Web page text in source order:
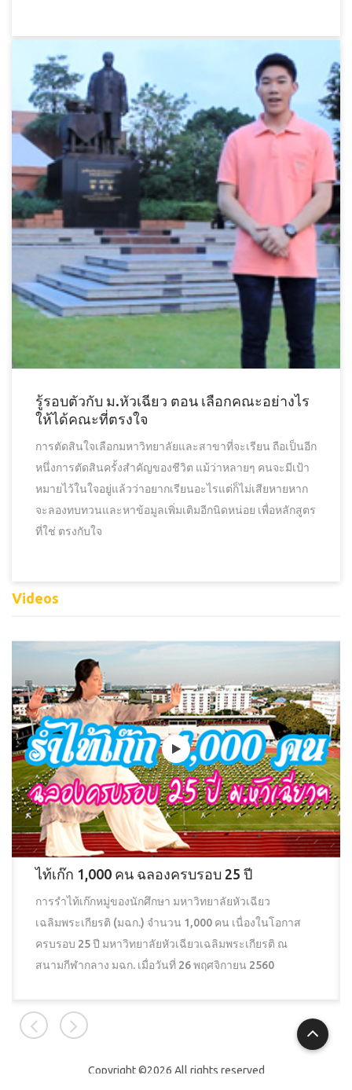
รู้รอบตัวกับ ม.หัวเฉียว ตอน เลือกคณะอย่างไร
ให้ได้คณะที่ตรงใจ
การตัดสินใจเลือกมหาวิทยาลัยและสาขาที่จะเรียน ถือเป็นอีก
หนึ่งการตัดสินครั้งสำคัญของชีวิต แม้ว่าหลายๆ คนจะมีเป้า
หมายไว้ในใจอยู่แล้วว่าอยากเรียนอะไรแต่ก็ไม่เสียหายหาก
จะลองทบทวนและหาข้อมูลเพิ่มเติมอีกนิดหน่อย เพื่อหลักสูตร
ที่ใช่ ตรงกับใจ
Videos
ไท้เก๊ก 1,000 คน ฉลองครบรอบ 25 ปี
การรำไท้เก๊กหมู่ของนักศึกษา มหาวิทยาลัยหัวเฉียว
เฉลิมพระเกียรติ (มฉก.) จำนวน 1,000 คน เนื่องในโอกาส
ครบรอบ 25 ปี มหาวิทยาลัยหัวเฉียวเฉลิมพระเกียรติ ณ
สนามกีฬากลาง มฉก. เมื่อวันที่ 26 พฤศจิกายน 2560
Copyright ©2026 All rights reserved